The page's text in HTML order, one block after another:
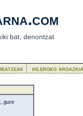
bat, denontzat
gure
hileroko